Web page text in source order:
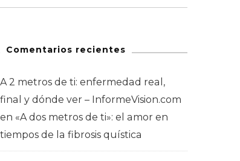
Comentarios recientes
A 2 metros de ti: enfermedad real,
final y dónde ver – InformeVision.com
en «A dos metros de ti»: el amor en
tiempos de la fibrosis quística